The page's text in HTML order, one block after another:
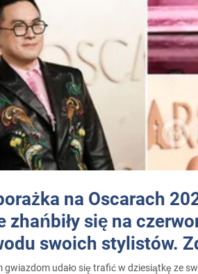
na Oscarach
zhańbiły się na
swoich stylistów.
gwiazdom udało się trafić w dziesiątkę ze